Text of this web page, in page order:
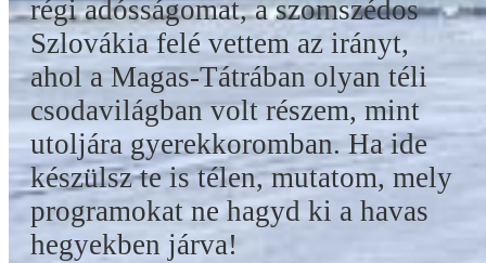
régi adósságomat, a szomszédos
Szlovákia felé vettem az irányt,
ahol a Magas-Tátrában olyan téli
csodavilágban volt részem, mint
utoljára gyerekkoromban. Ha ide
készülsz te is télen, mutatom, mely
programokat ne hagyd ki a havas
hegyekben járva!